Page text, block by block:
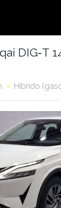
DIG‑T
Híbrido